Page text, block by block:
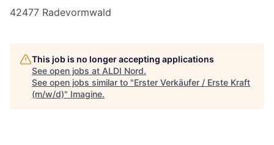
42477 Radevormwald
This job is no longer accepting applications
See open jobs at ALDI Nord.
See open jobs similar to "Erster Verkäufer / Erste Kraft
(m/w/d)" Imagine.